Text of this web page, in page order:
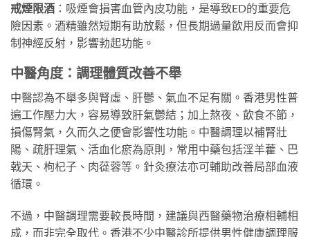
戒煙限酒 ：吸煙會損害血管內皮功能，是導致ED的重要危
險因素。酒精雖然短期有助放鬆，但長期過量飲用反而會抑
制神經反射，影響勃起功能。
中醫角度：調理體質改善不舉
中醫認為不舉多與腎虛、肝鬱、氣血不足有關。香港男性普
遍工作壓力大，容易導致肝氣鬱結；加上熬夜、飲食不節，
損傷腎氣，久而久之便會影響性功能。中醫調理以補腎壯
陽、疏肝理氣、活血化瘀為原則，常用中藥包括淫羊藿、巴
戟天、枸杞子、肉蓯蓉等。針灸療法亦可輔助改善局部血液
循環。
不過，中醫調理需要較長時間，建議與西醫藥物治療相輔相
成，而非完全取代。香港不少中醫診所提供男性健康調理服